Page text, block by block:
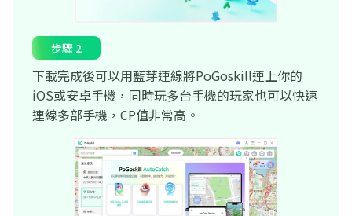
步驟 2
下載完成後可以用藍芽連線將PoGoskill連上你的
iOS或安卓手機，同時玩多台手機的玩家也可以快速
連線多部手機，CP值非常高。